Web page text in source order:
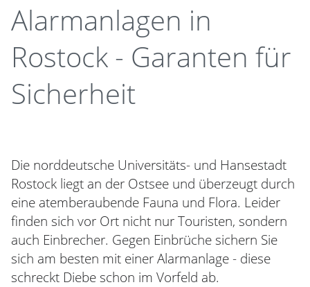
Alarmanlagen in
Rostock - Garanten für
Sicherheit
Die norddeutsche Universitäts- und Hansestadt
Rostock liegt an der Ostsee und überzeugt durch
eine atemberaubende Fauna und Flora. Leider
finden sich vor Ort nicht nur Touristen, sondern
auch Einbrecher. Gegen Einbrüche sichern Sie
sich am besten mit einer Alarmanlage - diese
schreckt Diebe schon im Vorfeld ab.